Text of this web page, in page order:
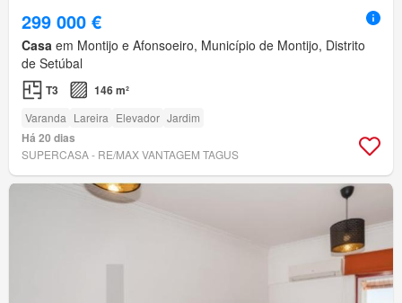
299 000 €
Casa em Montijo e Afonsoeiro, Município de Montijo, Distrito
de Setúbal
T3 146 m²
Varanda Lareira Elevador Jardim
Há 20 dias
SUPERCASA - RE/MAX VANTAGEM TAGUS